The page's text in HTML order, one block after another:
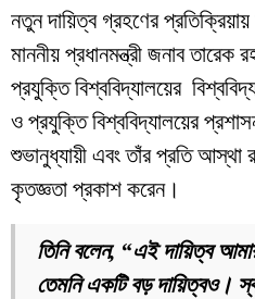
নতুন দায়িত্ব গ্রহণের
মাননীয় প্রধানমন্ত্রী জনাব তারেক
প্রযুক্তি বিশ্ববিদ্যালয়ের
ও প্রযুক্তি বিশ্ববিদ্যালয়ের
শুভানুধ্যায়ী এবং তাঁর প্রতি আস্থা
কৃতজ্ঞতা প্রকাশ করেন।
তিনি বলেন, “এই দায়িত্ব
তেমনি একটি বড় দায়িত্বও।